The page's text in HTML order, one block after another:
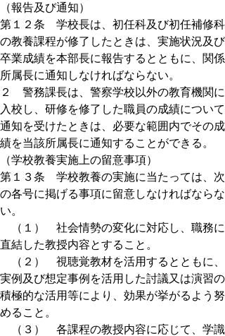
（報告及び通知）
第１２条 学校長は、初任科及び初任補修科
の教養課程が修了したときは、実施状況及び
卒業成績を本部長に報告するとともに、関係
所属長に通知しなければならない。
２ 警務課長は、警察学校以外の教育機関に
入校し、研修を修了した職員の成績について
通知を受けたときは、必要な範囲内でその成
績を当該所属長に通知することができる。
（学校教養実施上の留意事項）
第１３条 学校教養の実施に当たっては、次
の各号に掲げる事項に留意しなければならな
い。
（１） 社会情勢の変化に対応し、職務に
直結した教授内容とすること。
（２） 視聴覚教材を活用するとともに、
実例及び想定事例を活用した討議又は演習の
積極的な活用等により、効果が挙がるよう努
めること。
（３） 各課程の教授内容に応じて、学識